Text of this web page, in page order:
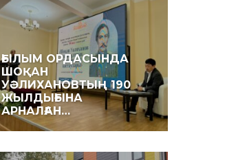
ҒЫЛЫМ ОРДАСЫНДА
ШОҚАН
УӘЛИХАНОВТЫҢ 190
ЖЫЛДЫҒЫНА
АРНАЛҒАН…